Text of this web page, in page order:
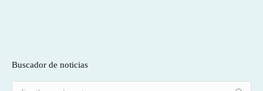
Buscador de noticias